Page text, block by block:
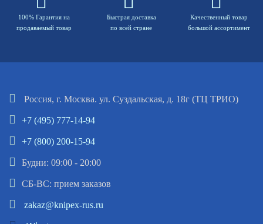
100% Гарантия на
продаваемый товар
Быстрая доставка
по всей стране
Качественный товар
большой ассортимент
Россия, г. Москва. ул. Суздальская, д. 18г (ТЦ ТРИО)
+7 (495) 777-14-94
+7 (800) 200-15-94
Будни: 09:00 - 20:00
СБ-ВС: прием заказов
zakaz@knipex-rus.ru